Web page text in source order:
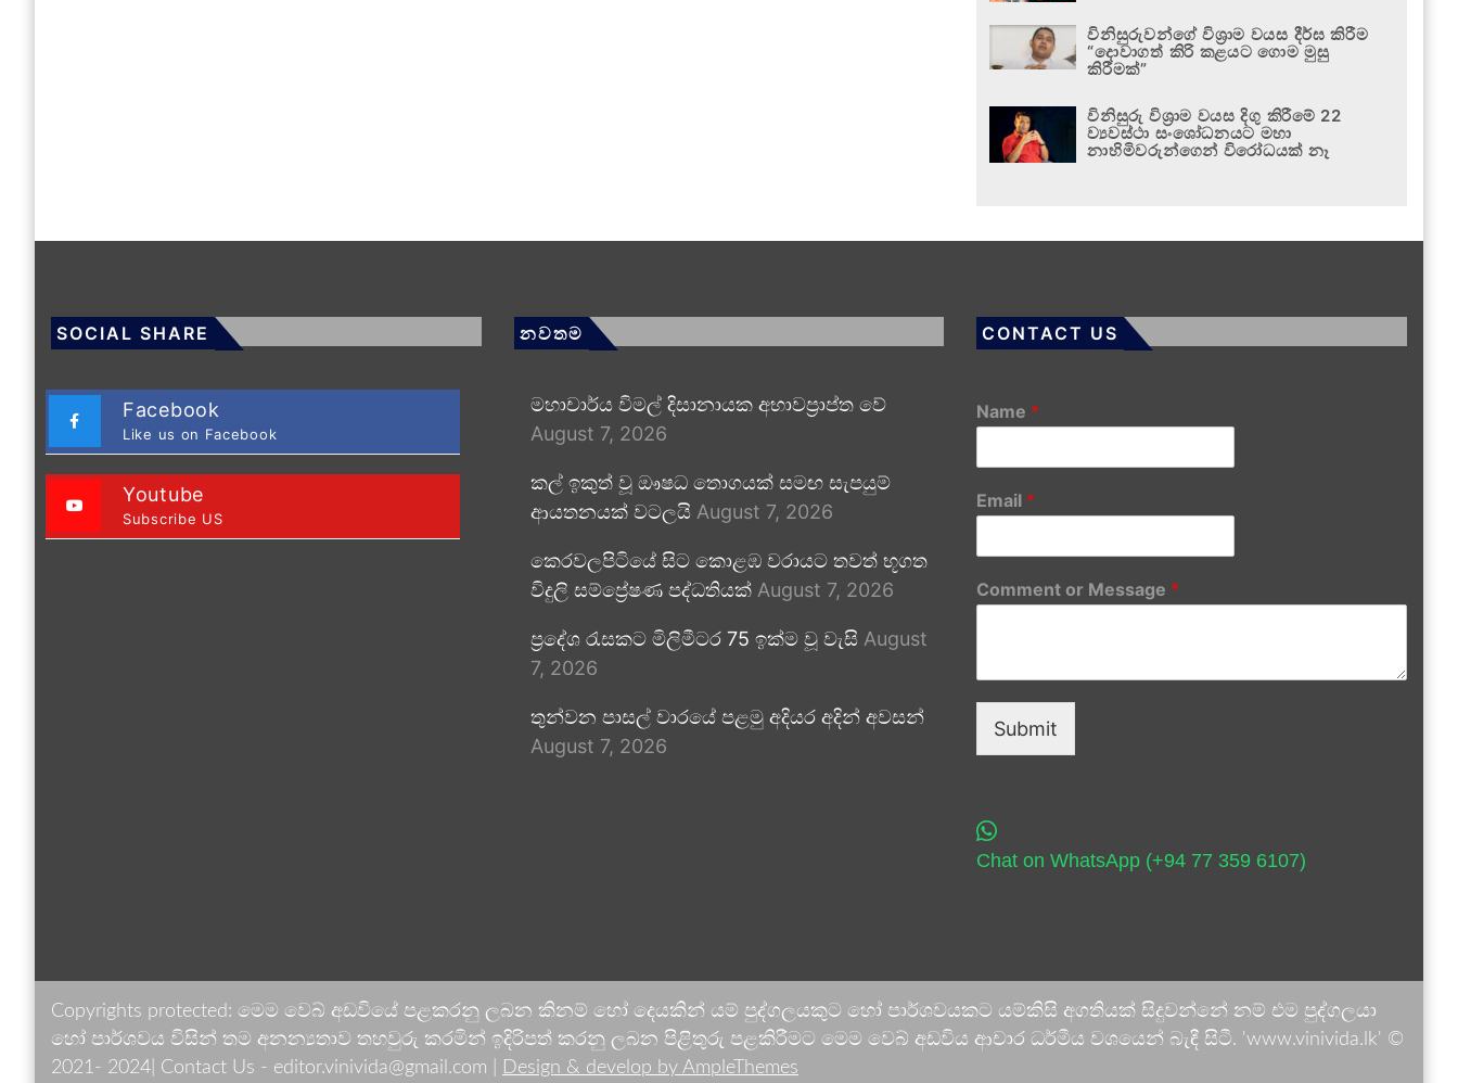
විනිසුරුවන්ගේ විශ්‍රාම වයස දීර්ඝ කිරීම
“දොවාගත් කිරි කළයට ගොම මුසු
කිරීමක්”
විනිසුරු විශ්‍රාම වයස දිගු කිරීමේ 22
ව්‍යවස්ථා සංශෝධනයට මහා
නාහිමිවරුන්ගෙන් විරෝධයක් නෑ
SOCIAL SHARE
Facebook
Like us on Facebook
Youtube
Subscribe US
නවතම
මහාචාර්ය විමල් දිසානායක අභාවප්‍රාප්ත වේ
August 7, 2026
කල් ඉකුත් වූ ඖෂධ තොගයක් සමඟ සැපයුම්
ආයතනයක් වටලයි August 7, 2026
කෙරවලපිටියේ සිට කොළඹ වරායට තවත් භූගත
විදුලි සම්ප්‍රේෂණ පද්ධතියක් August 7, 2026
ප්‍රදේශ රැසකට මිලිමීටර 75 ඉක්ම වූ වැසි August
7, 2026
තුන්වන පාසල් වාරයේ පළමු අදියර අදින් අවසන්
August 7, 2026
CONTACT US
Name *
Email *
Comment or Message *
Submit
Chat on WhatsApp (+94 77 359 6107)
Copyrights protected: මෙම වෙබ් අඩවියේ පළකරනු ලබන කිනම් හෝ දෙයකින් යම් පුද්ගලයකුට හෝ පාර්ශවයකට යම්කිසි අගතියක් සිදුවන්නේ නම් එම පුද්ගලයා
හෝ පාර්ශවය විසින් තම අනන්‍යතාව තහවුරු කරමින් ඉදිරිපත් කරනු ලබන පිළිතුරු පළකිරීමට මෙම වෙබ් අඩවිය ආචාර ධර්මීය වශයෙන් බැඳී සිටී. 'www.vinivida.lk' ©
2021- 2024| Contact Us - editor.vinivida@gmail.com |
Design & develop by AmpleThemes